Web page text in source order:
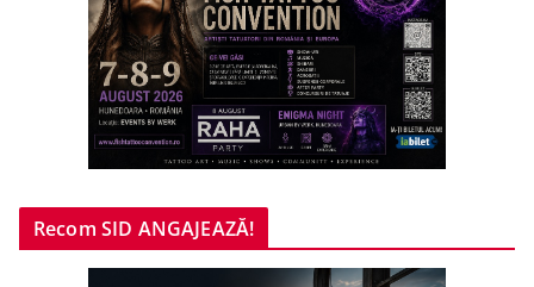
Recom SID ANGAJEAZĂ!